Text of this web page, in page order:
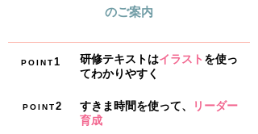
のご案内
POINT1 研修テキストはイラスト を使っ
てわかりやすく
POINT2 すきま時間を使って、
リーダー
育成